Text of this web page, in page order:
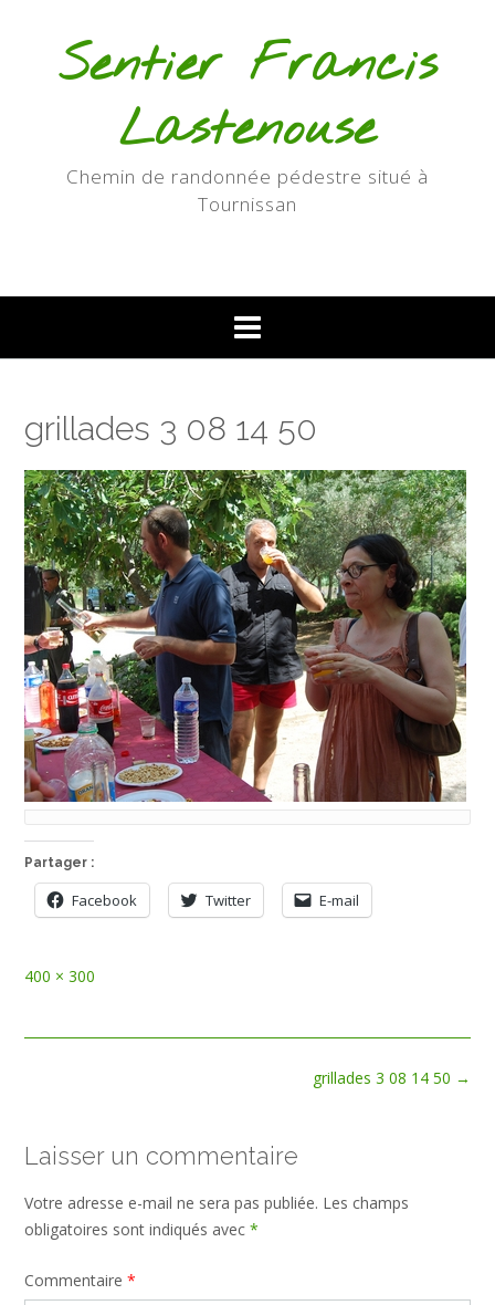
Sentier Francis
Lastenouse
Chemin de randonnée pédestre situé à
Tournissan
grillades 3 08 14 50
Partager :
Facebook Twitter E-mail
Full
400 × 300
grillades 3 08 14 50 →
Laisser un commentaire
Votre adresse e-mail ne sera pas publiée. Les champs
obligatoires sont indiqués avec *
Commentaire *